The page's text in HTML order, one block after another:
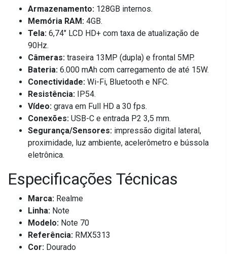
Armazenamento: 128GB internos.
Memória RAM: 4GB.
Tela: 6,74" LCD HD+ com taxa de atualização de
90Hz.
Câmeras: traseira 13MP (dupla) e frontal 5MP.
Bateria: 6.000 mAh com carregamento de até 15W.
Conectividade: Wi-Fi, Bluetooth e NFC.
Resistência: IP54.
Vídeo: grava em Full HD a 30 fps.
Conexões: USB-C e entrada P2 3,5 mm.
Segurança/Sensores: impressão digital lateral,
proximidade, luz ambiente, acelerômetro e bússola
eletrônica.
Especificações Técnicas
Marca: Realme
Linha: Note
Modelo: Note 70
Referência: RMX5313
Cor: Dourado